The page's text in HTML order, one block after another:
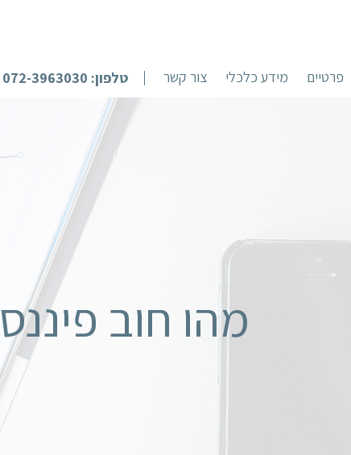
פרטיים מידע כלכלי צור קשר טלפון: 072-3963030
מהו חוב